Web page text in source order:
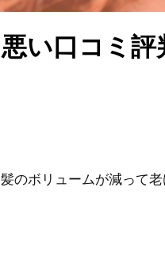
い口コミ評
のボリュームが減って